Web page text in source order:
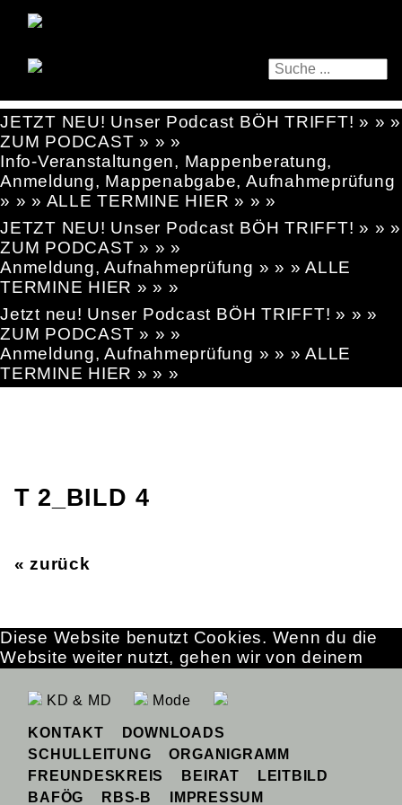
JETZT NEU! Unser Podcast BÖH TRIFFT! » » »
ZUM PODCAST » » »
Info-Veranstaltungen, Mappenberatung,
Anmeldung, Mappenabgabe, Aufnahmeprüfung
» » » ALLE TERMINE HIER » » »
JETZT NEU! Unser Podcast BÖH TRIFFT! » » »
ZUM PODCAST » » »
Anmeldung, Aufnahmeprüfung » » » ALLE
TERMINE HIER » » »
Jetzt neu! Unser Podcast BÖH TRIFFT! » » »
ZUM PODCAST » » »
Anmeldung, Aufnahmeprüfung » » » ALLE
TERMINE HIER » » »
T 2_BILD 4
« zurück
KD & MD Mode
KONTAKT
DOWNLOADS
SCHULLEITUNG
ORGANIGRAMM
FREUNDESKREIS
BEIRAT
LEITBILD
BAFÖG
RBS-B IMPRESSUM
Diese Website benutzt Cookies. Wenn du die
Website weiter nutzt, gehen wir von deinem